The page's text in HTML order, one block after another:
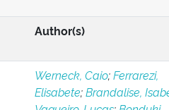
Author(s)
Werneck, Caio;Ferrarezi,
Elisabete;Brandalise,